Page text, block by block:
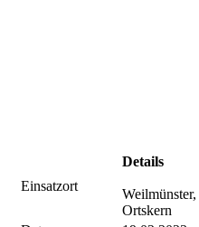
Einsatzort
Details
Weilmünster,
Ortskern